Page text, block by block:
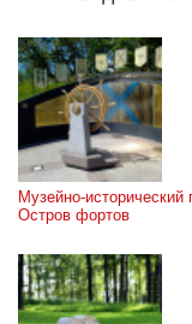
Музейно-исторический
Остров фортов